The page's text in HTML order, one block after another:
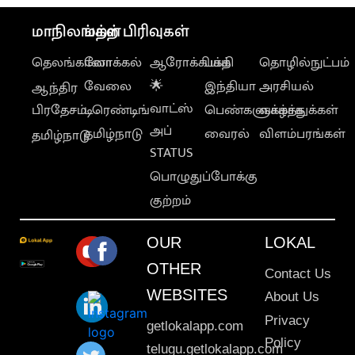
மாநிலங்கள்
தெலங்கானா
ஆந்திர
பிரதேசம்
தமிழ்நாடு
மற்ற பிரிவுகள்
லோக்கல்
வேலை
டிரெண்டிங்
தமிழ்நாடு
ஆரோக்கியம்
🌟
வாட்ஸ்
அப்
STATUS
பொழுதுப்போக்கு
குற்றம்
பக்தி
இந்தியா
பெண்களுக்காக
வைரல்
தொழில்நுட்பம்
அரசியல்
வாழ்த்துக்கள்
விளம்பரங்கள்
OUR
OTHER
WEBSITES
getlokalapp.com
telugu.getlokalapp.com
LOKAL
Contact Us
About Us
Privacy
Policy